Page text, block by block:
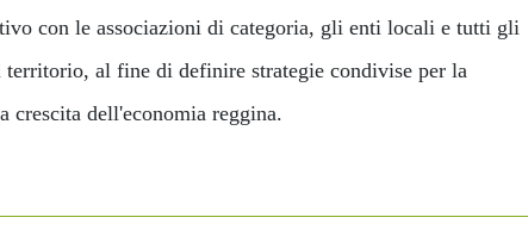
con le associazioni di categoria, gli enti locali e tutti gli
territorio, al fine di definire strategie condivise per la
crescita dell'economia reggina.